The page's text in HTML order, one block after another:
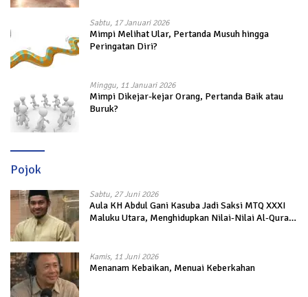
Sabtu, 17 Januari 2026
Mimpi Melihat Ular, Pertanda Musuh hingga
Peringatan Diri?
Minggu, 11 Januari 2026
Mimpi Dikejar-kejar Orang, Pertanda Baik atau
Buruk?
Pojok
Sabtu, 27 Juni 2026
Aula KH Abdul Gani Kasuba Jadi Saksi MTQ XXXI
Maluku Utara, Menghidupkan Nilai-Nilai Al-Quran
Kamis, 11 Juni 2026
Menanam Kebaikan, Menuai Keberkahan